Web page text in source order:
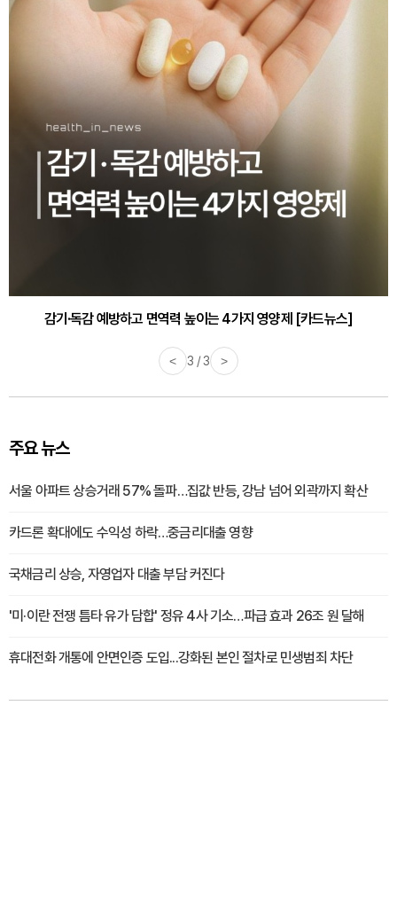
감기·독감 예방하고 면역력 높이는 4가지 영양제 [카드뉴스]
< 3 / 3 >
주요 뉴스
서울 아파트 상승거래 57% 돌파…집값 반등, 강남 넘어 외곽까지 확산
카드론 확대에도 수익성 하락…중금리대출 영향
국채금리 상승, 자영업자 대출 부담 커진다
'미·이란 전쟁 틈타 유가 담합' 정유 4사 기소…파급 효과 26조 원 달해
휴대전화 개통에 안면인증 도입...강화된 본인 절차로 민생범죄 차단